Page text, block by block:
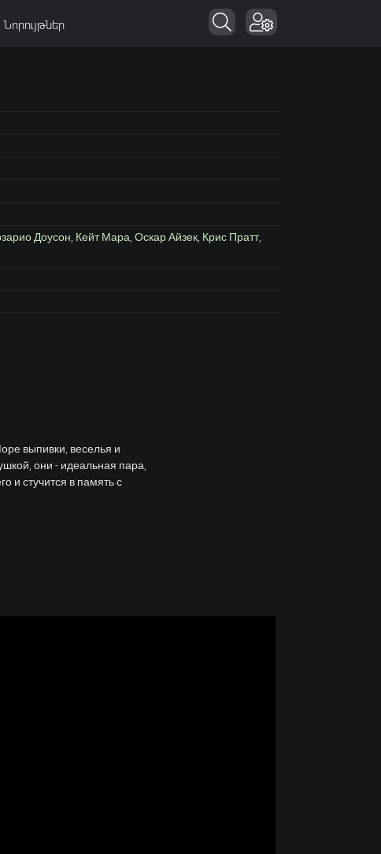
Նորույթներ
Доусон Кейт Мара Оскар Айзек, Крис Пратт,
выпивки, веселья и
они - идеальная пара,
и стучится в память с